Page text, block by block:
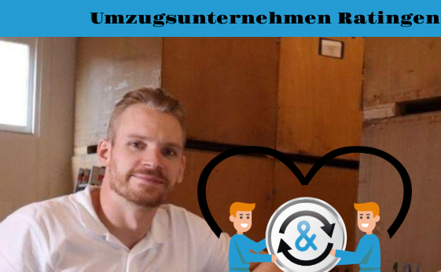
Umzugsunternehmen Ratingen